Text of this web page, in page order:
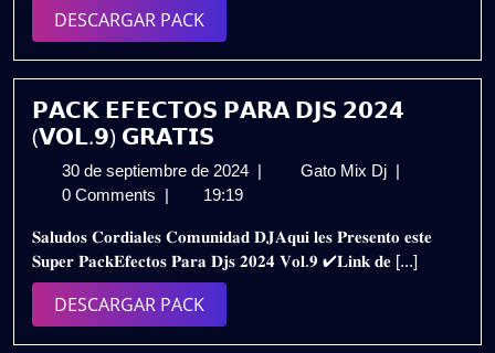
DJs
🔥
DESCARGAR PACKDESCARGAR
PACK
𝗣𝗔𝗖𝗞 𝗘𝗙𝗘𝗖𝗧𝗢𝗦 𝗣𝗔𝗥𝗔 𝗗𝗝𝗦 𝟮𝟬𝟮𝟰
(𝗩𝗢𝗟.𝟵) 𝗚𝗥𝗔𝗧𝗜𝗦
30 de septiembre de 2024 30
de
2024
| Gato Mix Dj 𝗣𝗔𝗖𝗞
𝗗𝗝𝗦
𝟮𝟬𝟮𝟰
|
0 Comments | 19:19
𝐒𝐚𝐥𝐮𝐝𝐨𝐬 𝐂𝐨𝐫𝐝𝐢𝐚𝐥𝐞𝐬 𝐂𝐨𝐦𝐮𝐧𝐢𝐝𝐚𝐝 𝐃𝐉𝐀𝐪𝐮𝐢 𝐥𝐞𝐬 𝐏𝐫𝐞𝐬𝐞𝐧𝐭𝐨 𝐞𝐬𝐭𝐞
𝐒𝐮𝐩𝐞𝐫 𝐏𝐚𝐜𝐤𝐄𝐟𝐞𝐜𝐭𝐨𝐬 𝐏𝐚𝐫𝐚 𝐃𝐣𝐬 𝟐𝟎𝟐𝟒 𝐕𝐨𝐥.𝟗 ✔𝐋𝐢𝐧𝐤 𝐝𝐞 [...]
DESCARGAR PACKDESCARGAR
PACK